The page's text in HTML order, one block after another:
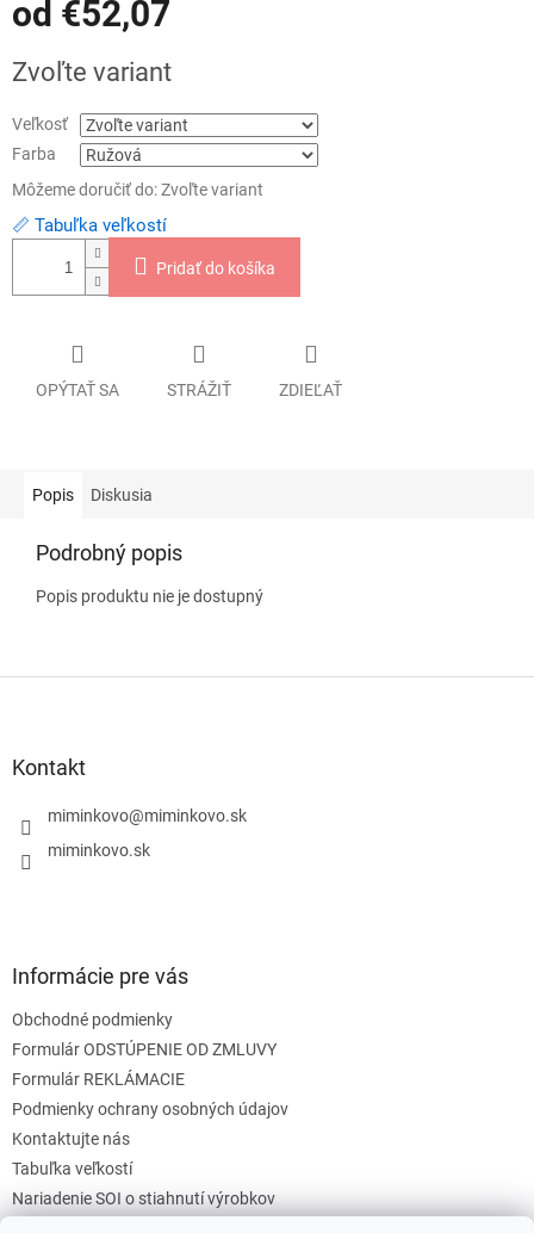
od €52,07
cena:
Zvoľte variant
Veľkosť
Farba
Môžeme doručiť do:Zvoľte variant
📏 Tabuľka veľkostí
Pridať do košíka
OPÝTAŤ SA STRÁŽIŤ ZDIEĽAŤ
Popis Diskusia
Podrobný popis
Popis produktu nie je dostupný
Kontakt
miminkovo@miminkovo.sk
miminkovo.sk
Informácie pre vás
Obchodné podmienky
Formulár ODSTÚPENIE OD ZMLUVY
Formulár REKLÁMACIE
Podmienky ochrany osobných údajov
Kontaktujte nás
Tabuľka veľkostí
Nariadenie SOI o stiahnutí výrobkov